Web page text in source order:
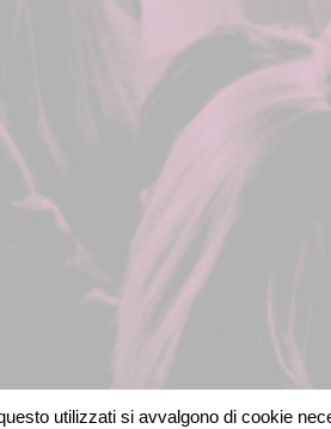
utilizzati si avvalgono di cookie